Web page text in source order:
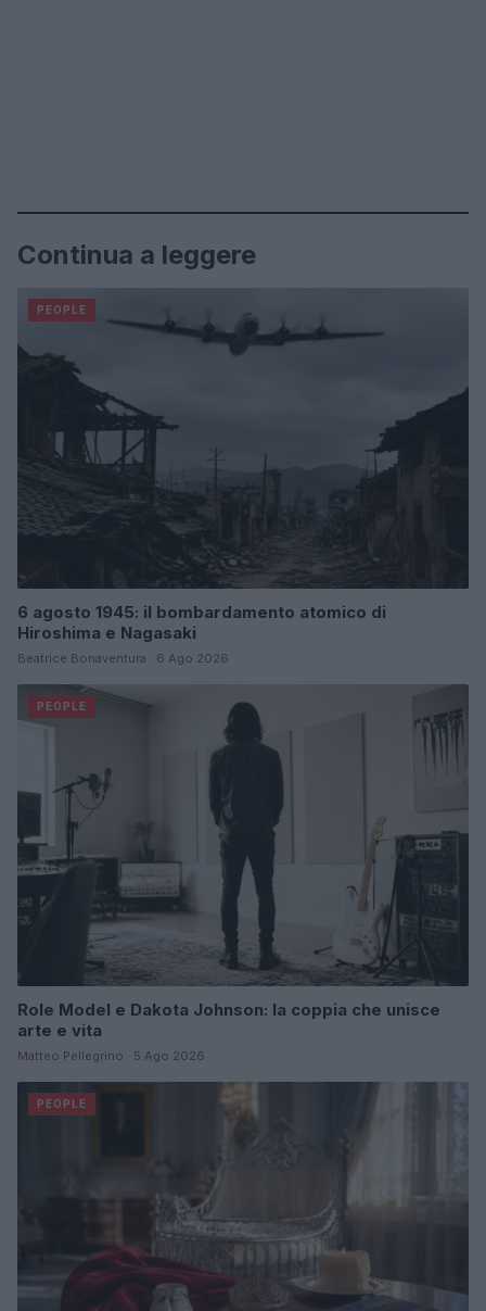
Continua a leggere
PEOPLE
6 agosto 1945: il bombardamento atomico di
Hiroshima e Nagasaki
Beatrice Bonaventura · 6 Ago 2026
PEOPLE
Role Model e Dakota Johnson: la coppia che unisce
arte e vita
Matteo Pellegrino · 5 Ago 2026
PEOPLE